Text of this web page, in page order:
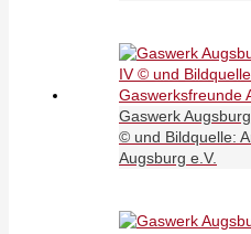
Gaswerk
© und Bildquelle:
Augsburg e.V.